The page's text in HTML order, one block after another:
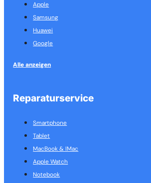
Apple
Samsung
Huawei
Google
Alle anzeigen
Reparaturservice
Smartphone
Tablet
MacBook & IMac
Apple Watch
Notebook